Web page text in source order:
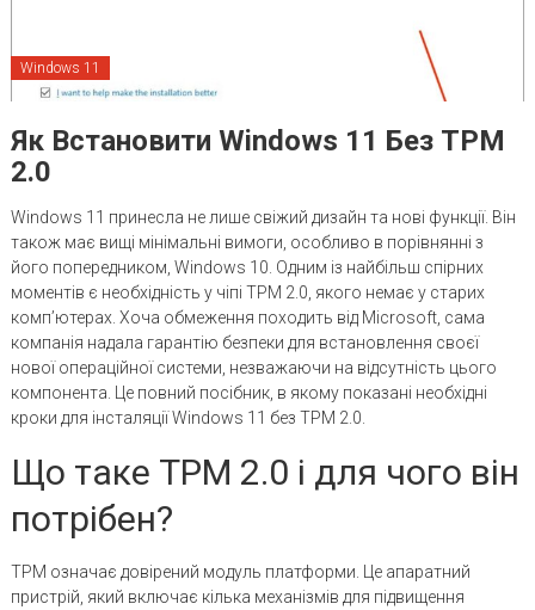
Windows 11
Як Встановити Windows 11 Без TPM
2.0
Windows 11 принесла не лише свіжий дизайн та нові функції. Він
також має вищі мінімальні вимоги, особливо в порівнянні з
його попередником, Windows 10. Одним із найбільш спірних
моментів є необхідність у чіпі TPM 2.0, якого немає у старих
комп’ютерах. Хоча обмеження походить від Microsoft, сама
компанія надала гарантію безпеки для встановлення своєї
нової операційної системи, незважаючи на відсутність цього
компонента. Це повний посібник, в якому показані необхідні
кроки для інсталяції Windows 11 без TPM 2.0.
Що таке TPM 2.0 і для чого він
потрібен?
TPM означає довірений модуль платформи. Це апаратний
пристрій, який включає кілька механізмів для підвищення